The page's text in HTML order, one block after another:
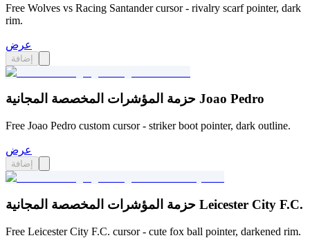
Free Wolves vs Racing Santander cursor - rivalry scarf pointer, dark
rim.
عرض
إضافة
حزمة المؤشرات المخصصة المجانية Joao Pedro
Free Joao Pedro custom cursor - striker boot pointer, dark outline.
عرض
إضافة
حزمة المؤشرات المخصصة المجانية Leicester City F.C.
Free Leicester City F.C. cursor - cute fox ball pointer, darkened rim.